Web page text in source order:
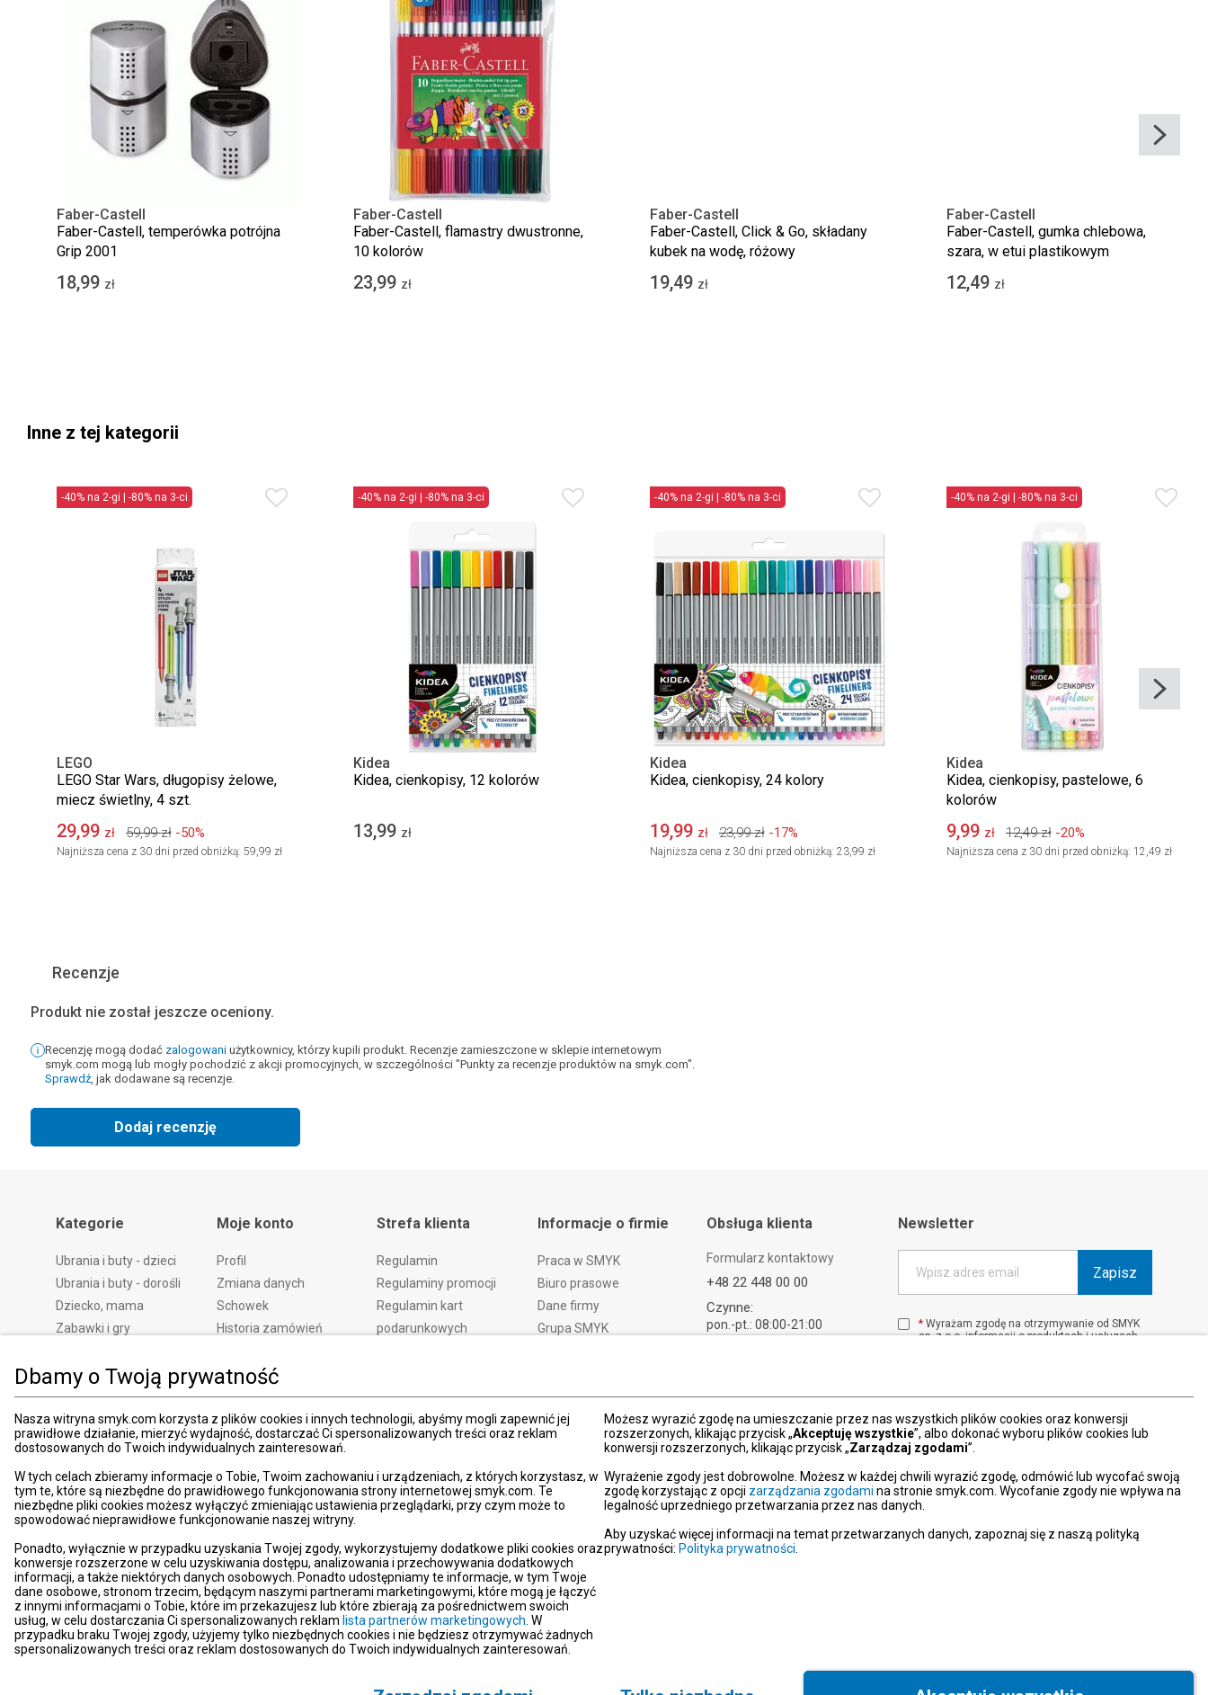
Dbamy o Twoją prywatność
Nasza witryna smyk.com korzysta z plików cookies i innych technologii, abyśmy mogli zapewnić jej
prawidłowe działanie, mierzyć wydajność, dostarczać Ci spersonalizowanych treści oraz reklam
dostosowanych do Twoich indywidualnych zainteresowań.
W tych celach zbieramy informacje o Tobie, Twoim zachowaniu i urządzeniach, z których korzystasz, w
tym te, które są niezbędne do prawidłowego funkcjonowania strony internetowej smyk.com. Te
niezbędne pliki cookies możesz wyłączyć zmieniając ustawienia przeglądarki, przy czym może to
spowodować nieprawidłowe funkcjonowanie naszej witryny.
Ponadto, wyłącznie w przypadku uzyskania Twojej zgody, wykorzystujemy dodatkowe pliki cookies oraz
konwersje rozszerzone w celu uzyskiwania dostępu, analizowania i przechowywania dodatkowych
informacji, a także niektórych danych osobowych. Ponadto udostępniamy te informacje, w tym Twoje
dane osobowe, stronom trzecim, będącym naszymi partnerami marketingowymi, które mogą je łączyć
z innymi informacjami o Tobie, które im przekazujesz lub które zbierają za pośrednictwem swoich
usług, w celu dostarczania Ci spersonalizowanych reklam lista partnerów marketingowych . W
przypadku braku Twojej zgody, użyjemy tylko niezbędnych cookies i nie będziesz otrzymywać żadnych
spersonalizowanych treści oraz reklam dostosowanych do Twoich indywidualnych zainteresowań.
Możesz wyrazić zgodę na umieszczanie przez nas wszystkich plików cookies oraz konwersji
rozszerzonych, klikając przycisk „Akceptuję wszystkie”, albo dokonać wyboru plików cookies lub
konwersji rozszerzonych, klikając przycisk „Zarządzaj zgodami”.
Wyrażenie zgody jest dobrowolne. Możesz w każdej chwili wyrazić zgodę, odmówić lub wycofać swoją
zgodę korzystając z opcji zarządzania zgodami na stronie smyk.com. Wycofanie zgody nie wpływa na
legalność uprzedniego przetwarzania przez nas danych.
Aby uzyskać więcej informacji na temat przetwarzanych danych, zapoznaj się z naszą polityką
prywatności: Polityka prywatności
Faber-Castell
Faber-Castell, temperówka potrójna
Grip 2001
18,99 zł
Faber-Castell
Faber-Castell, flamastry dwustronne,
10 kolorów
23,99 zł
Faber-Castell
Faber-Castell, Click & Go, składany
kubek na wodę, różowy
19,49 zł
Faber-Castell
Faber-Castell, gumka chlebowa,
szara, w etui plastikowym
12,49 zł
Inne z tej kategorii
-40% na 2-gi | -80% na 3-ci
LEGO
LEGO Star Wars, długopisy żelowe,
miecz świetlny, 4 szt.
29,99 zł 59,99 zł -50%
Najniższa cena z 30 dni przed obniżką: 59,99 zł
-40% na 2-gi | -80% na 3-ci
Kidea
Kidea, cienkopisy, 12 kolorów
13,99 zł
-40% na 2-gi | -80% na 3-ci
Kidea
Kidea, cienkopisy, 24 kolory
19,99 zł 23,99 zł -17%
Najniższa cena z 30 dni przed obniżką: 23,99 zł
-40% na 2-gi | -80% na 3-ci
Kidea
Kidea, cienkopisy, pastelowe, 6
kolorów
9,99 zł 12,49 zł -20%
Najniższa cena z 30 dni przed obniżką: 12,49 zł
Recenzje
Produkt nie został jeszcze oceniony.
Recenzję mogą dodać zalogowani użytkownicy, którzy kupili produkt. Recenzje zamieszczone w sklepie internetowym
smyk.com mogą lub mogły pochodzić z akcji promocyjnych, w szczególności "Punkty za recenzje produktów na smyk.com".
Sprawdź, jak dodawane są recenzje.
Dodaj recenzję
Kategorie
Ubrania i buty - dzieci
Ubrania i buty - dorośli
Dziecko, mama
Zabawki i gry
Zdrowie i uroda
Dom i ogród
Promocje
Porady
Moje konto
Profil
Zmiana danych
Schowek
Historia zamówień
Polityka prywatności
Ustawienia prywatności
Śledzenie zamówień
Strefa klienta
Regulamin
Regulaminy promocji
Regulamin kart
podarunkowych
Reklamacje
Metody płatności
PayPo
Karty podarunkowe
Znajdź sklep SMYK
Newsletter
Komunikaty
Deklaracje zgodności
Pomoc
Kontakt
Informacje o firmie
Praca w SMYK
Biuro prasowe
Dane firmy
Grupa SMYK
Akt o usługach cyfrowych
Deklaracja dostępności
Obsługa klienta
Formularz kontaktowy
+48 22 448 00 00
Czynne:
pon.-pt.: 08:00-21:00
Newsletter
Wpisz adres email Zapisz
* Wyrażam zgodę na otrzymywanie od SMYK
sp. z o.o. informacji o produktach i usługach
W każdej chwili możesz z łatwością cofnąć
więcej